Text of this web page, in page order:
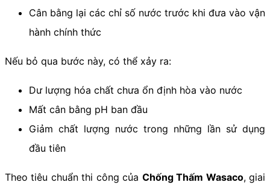
Cân bằng lại các chỉ số nước trước khi đưa vào vận
hành chính thức
Nếu bỏ qua bước này, có thể xảy ra:
Dư lượng hóa chất chưa ổn định hòa vào nước
Mất cân bằng pH ban đầu
Giảm chất lượng nước trong những lần sử dụng
đầu tiên
Theo tiêu chuẩn thi công của Chống Thấm Wasaco, giai